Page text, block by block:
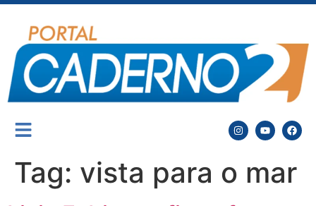
Tag: vista para o mar